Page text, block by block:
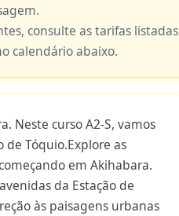
consulte as tarifas listadas
calendário abaixo.
Neste curso A2-S, vamos
Tóquio.Explore as
em Akihabara.
da Estação de
às paisagens urbanas